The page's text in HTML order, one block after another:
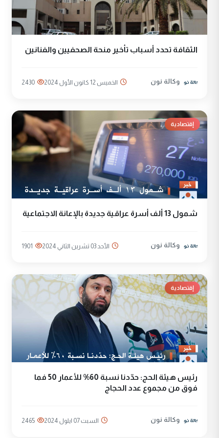
الثقافة تحدد أسباب تأخير منحة الصحفيين والفنانين
وكالة نون الخميس 12 كانون الأول 2024 2430
إقتصادية
شمول 13 ألف أسرة عراقية جديدة بالإعانة الاجتماعية
وكالة نون الأحد 03 تشرين الثاني 2024 1901
إقتصادية
رئيس هيئة الحج: حدّدنا نسبة 60% للأعمار 50 فما
فوق من مجموع عدد الحجاج
وكالة نون السبت 07 ايلول 2024 2465